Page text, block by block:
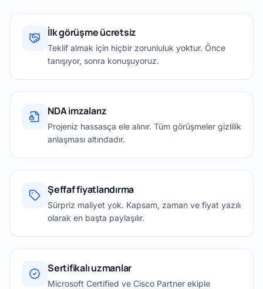
İlk görüşme ücretsiz
Teklif almak için hiçbir zorunluluk yoktur. Önce
tanışıyor, sonra konuşuyoruz.
NDA imzalarız
Projeniz hassasça ele alınır. Tüm görüşmeler gizlilik
anlaşması altındadır.
Şeffaf fiyatlandırma
Sürpriz maliyet yok. Kapsam, zaman ve fiyat yazılı
olarak en başta paylaşılır.
Sertifikalı uzmanlar
Microsoft Certified ve Cisco Partner ekiple